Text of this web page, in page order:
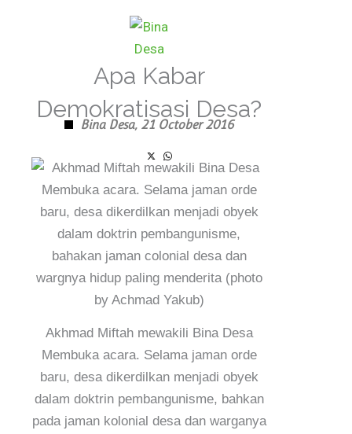
Apa Kabar
Demokratisasi Desa?
Bina Desa, 21 October 2016
Akhmad Miftah mewakili Bina Desa
Membuka acara. Selama jaman orde
baru, desa dikerdilkan menjadi obyek
dalam doktrin pembangunisme, bahkan
pada jaman kolonial desa dan warganya